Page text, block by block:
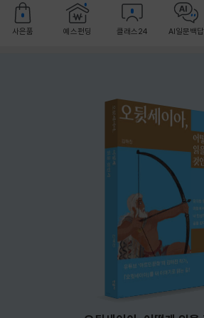
사은품 예스펀딩 클래스24 AI일문백답